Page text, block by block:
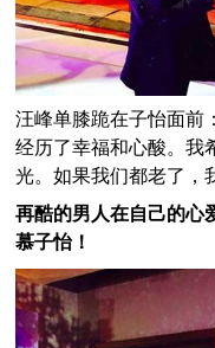
汪峰单膝跪在子怡面前
经历了幸福和心酸。我
光。如果我们都老了，
再酷的男人在自己的心
慕子怡！